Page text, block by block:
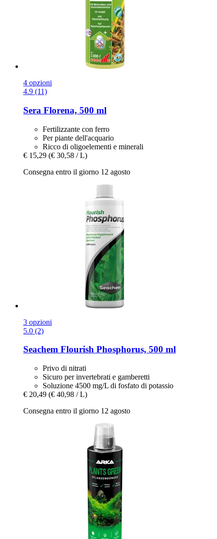
4 opzioni
4.9 (11)
Sera Florena, 500 ml
Fertilizzante con ferro
Per piante dell'acquario
Ricco di oligoelementi e minerali
€ 15,29 (€ 30,58 / L)
Consegna entro il giorno 12 agosto
3 opzioni
5.0 (2)
Seachem Flourish Phosphorus, 500 ml
Privo di nitrati
Sicuro per invertebrati e gamberetti
Soluzione 4500 mg/L di fosfato di potassio
€ 20,49 (€ 40,98 / L)
Consegna entro il giorno 12 agosto